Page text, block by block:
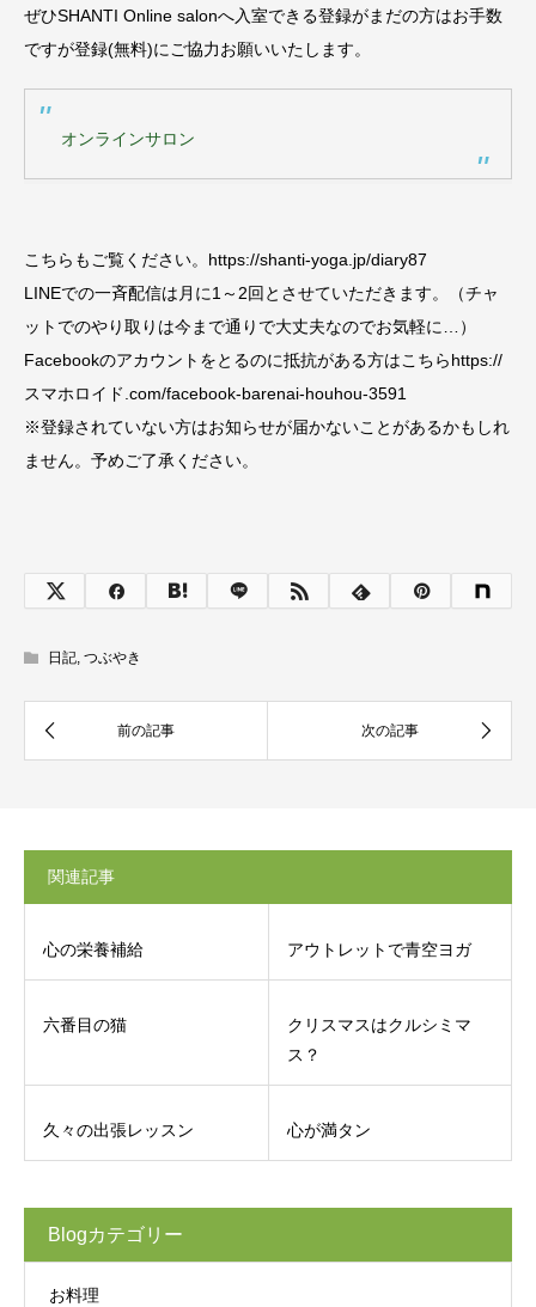
ぜひSHANTI Online salonへ入室できる登録がまだの方はお手数
ですが登録(無料)にご協力お願いいたします。
オンラインサロン
こちらもご覧ください。https://shanti-yoga.jp/diary87
LINEでの一斉配信は月に1～2回とさせていただきます。（チャ
ットでのやり取りは今まで通りで大丈夫なのでお気軽に…）
Facebookのアカウントをとるのに抵抗がある方はこちらhttps://
スマホロイド.com/facebook-barenai-houhou-3591
※登録されていない方はお知らせが届かないことがあるかもしれ
ません。予めご了承ください。
日記, つぶやき
関連記事
心の栄養補給 アウトレットで青空ヨガ
六番目の猫
クリスマスはクルシミマ
ス？
久々の出張レッスン 心が満タン
Blogカテゴリー
お料理